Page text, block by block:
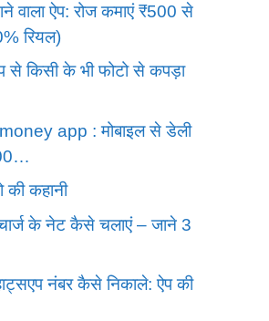
वाला ऐप: रोज कमाएं ₹500 से
रियल)
से किसी के भी फोटो से कपड़ा
app : मोबाइल से डेली
की कहानी
के नेट कैसे चलाएं – जाने 3
नंबर कैसे निकाले: ऐप की